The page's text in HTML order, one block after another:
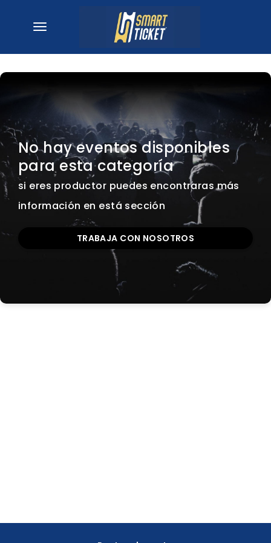
desplegar navegación
No hay eventos disponibles
para esta categoría
si eres productor puedes encontraras más
información en está sección
TRABAJA CON NOSOTROS